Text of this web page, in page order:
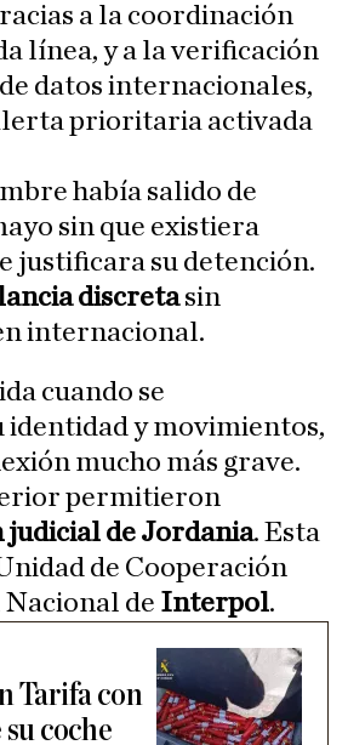
a la coordinación
línea, y a la verificación
datos internacionales,
prioritaria activada
había salido de
sin que existiera
justificara su detención.
discretasin
internacional.
cuando se
identidad y movimientos,
mucho más grave.
permitieron
judicial de Jordania. Esta
de Cooperación
de Interpol.
Tarifa con
coche